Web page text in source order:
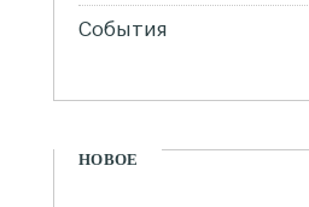
События
НОВОЕ